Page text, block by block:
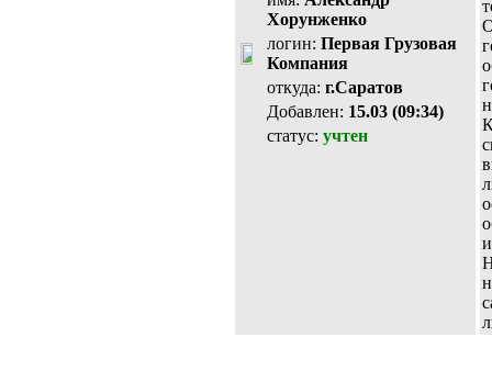
Хорунженко
логин: Первая Грузовая
Компания
откуда: г.Саратов
Добавлен: 15.03 (09:34)
статус: учтен